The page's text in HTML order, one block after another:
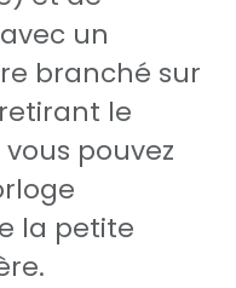
un
branché sur
le
pouvez
la petite